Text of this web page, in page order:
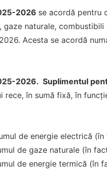
2026 se acordă pentru
naturale,
Acesta se acordă
2026. Suplimentul
rece, în sumă fixă, în
de energie electrică (în
de gaze naturale (în
de energie termică (în